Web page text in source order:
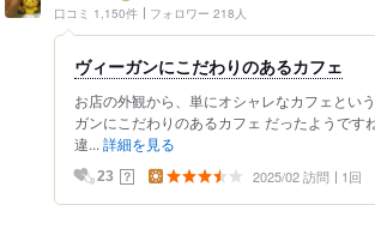
口コミ 1,150件 フォロワー 218人
ヴィーガンにこだわりのあるカフェ
お店の外観から、単にオシャレなカフェとい
ガンにこだわりのあるカフェ だったようで
違... 詳細を見る
23 ？ 2025/02 訪問 1回